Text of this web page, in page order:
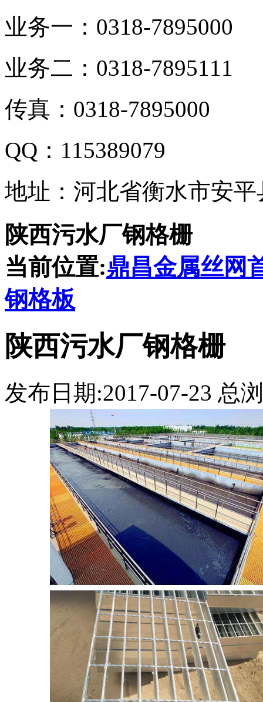
业务一：0318-7895000
业务二：0318-7895111
传真：0318-7895000
QQ：115389079
地址：河北省衡水市安
陕西污水厂钢格栅
当前位置:鼎昌金属丝网
钢格板
陕西污水厂钢格栅
发布日期:2017-07-23 总